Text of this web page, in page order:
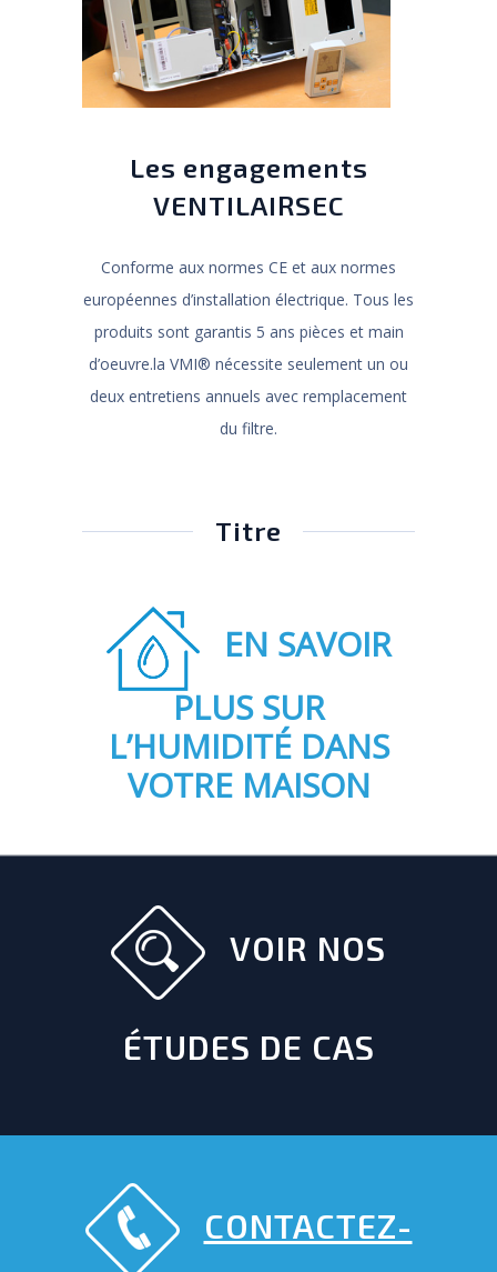
Les engagements
VENTILAIRSEC
Conforme aux normes CE et aux normes
européennes d’installation électrique. Tous les
produits sont garantis 5 ans pièces et main
d’oeuvre.la VMI® nécessite seulement un ou
deux entretiens annuels avec remplacement
du filtre.
Titre
EN SAVOIR
PLUS SUR
L’HUMIDITÉ DANS
VOTRE MAISON
VOIR NOS
ÉTUDES DE CAS
CONTACTEZ-